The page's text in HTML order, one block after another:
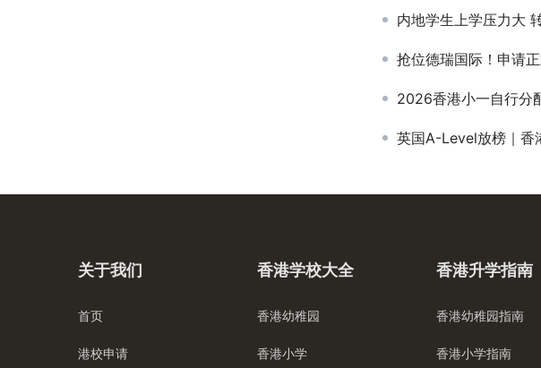
内地学生上学压力大 转
抢位德瑞国际！申请正式
2026香港小一自行分
英国A-Level放榜｜香港诞最少8
关于我们
首页
港校申请
香港学校大全
香港幼稚园
香港小学
香港升学指南
香港幼稚园指南
香港小学指南